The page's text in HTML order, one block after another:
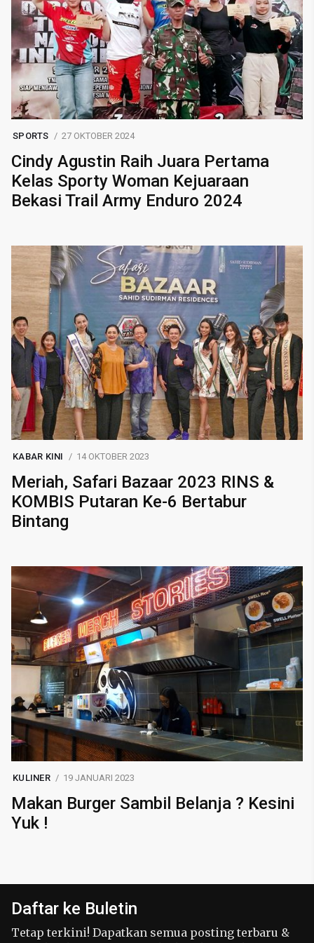
SPORTS 27 OKTOBER 2024
Cindy Agustin Raih Juara Pertama
Kelas Sporty Woman Kejuaraan
Bekasi Trail Army Enduro 2024
KABAR KINI 14 OKTOBER 2023
Meriah, Safari Bazaar 2023 RINS &
KOMBIS Putaran Ke-6 Bertabur
Bintang
KULINER 19 JANUARI 2023
Makan Burger Sambil Belanja ? Kesini
Yuk !
Daftar ke Buletin
Tetap terkini! Dapatkan semua posting terbaru &